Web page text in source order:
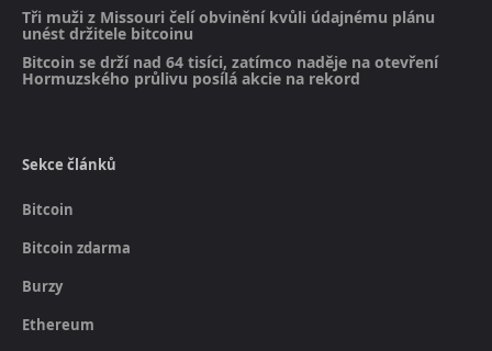
Tři muži z Missouri čelí obvinění kvůli údajnému plánu
unést držitele bitcoinu
Bitcoin se drží nad 64 tisíci, zatímco naděje na otevření
Hormuzského průlivu posílá akcie na rekord
Sekce článků
Bitcoin
Bitcoin zdarma
Burzy
Ethereum